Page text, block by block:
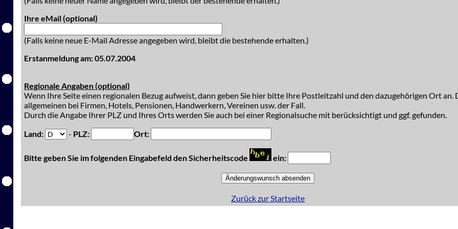
Ihre eMail (optional)
(Falls keine neue E-Mail Adresse angegeben wird, bleibt die bestehende erhalten.)
Erstanmeldung am: 05.07.2004
Regionale Angaben (optional)
Wenn Ihre Seite einen regionalen Bezug aufweist, dann geben Sie hier bitte Ihre Postleitzahl und den dazugehörigen Ort an.
allgemeinen bei Firmen, Hotels, Pensionen, Handwerkern, Vereinen usw. der Fall.
Durch die Angabe Ihrer PLZ und Ihres Orts werden Sie auch bei einer Regionalsuche mit berücksichtigt und ggf. gefunden.
Land:
- PLZ: Ort:
Bitte geben Sie im folgenden Eingabefeld den Sicherheitscode ein:
Zurück zur Startseite